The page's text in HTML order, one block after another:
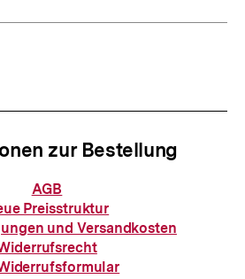
zur Bestellung
Informationen
zur
Bestellung
AGB
Preisstruktur
und Versandkosten